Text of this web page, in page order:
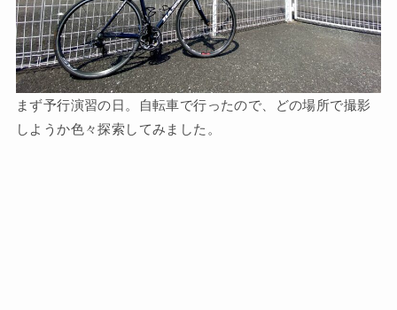
まず予行演習の日。自転車で行ったので、どの場所で撮影
しようか色々探索してみました。